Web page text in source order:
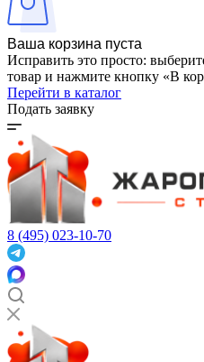
Ваша корзина пуста
Исправить это просто:
товар и нажмите кнопку «В
Перейти в каталог
Подать заявку
8 (495) 023-10-70